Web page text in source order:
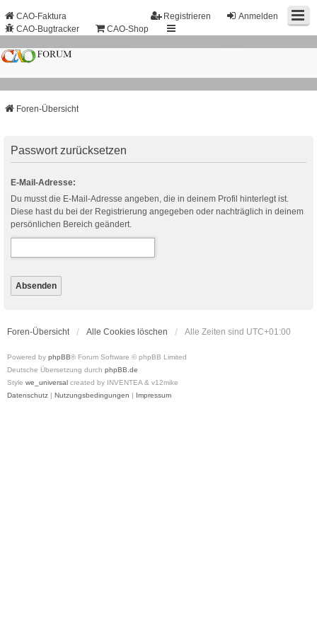
Anmelden
Registrieren
CAO-Faktura
CAO-Bugtracker
CAO-Shop
Foren-Übersicht
Passwort zurücksetzen
E-Mail-Adresse:
Du musst die E-Mail-Adresse angeben, die in deinem Profil hinterlegt ist.
Diese hast du bei der Registrierung angegeben oder nachträglich in deinem
persönlichen Bereich geändert.
Foren-Übersicht Alle Cookies löschen Alle Zeiten sind UTC+01:00
Powered by phpBB® Forum Software © phpBB Limited
Deutsche Übersetzung durch phpBB.de
Style we_universal created by INVENTEA & v12mike
Datenschutz | Nutzungsbedingungen | Impressum